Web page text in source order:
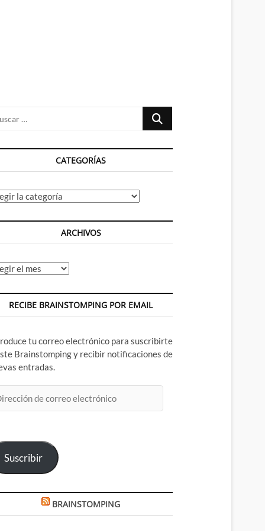
Buscar
CATEGORÍAS
ARCHIVOS
RECIBE BRAINSTOMPING POR EMAIL
tu correo electrónico para suscribirte
Brainstomping y recibir notificaciones de
entradas.
Suscribir
BRAINSTOMPING